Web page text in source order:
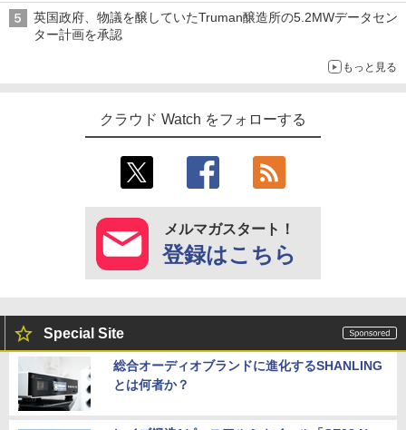
英国政府、物議を醸していたTruman醸造所の5.2MWデータセン
ター計画を承認
もっと見る
クラウド Watch をフォローする
メルマガスタート！
登録はこちら
Special Site
総合オーディオブランドに進化するSHANLING
とは何者か？